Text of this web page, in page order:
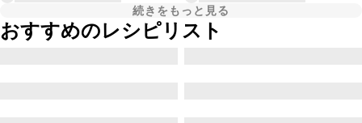
続きをもっと見る
おすすめのレシピリスト